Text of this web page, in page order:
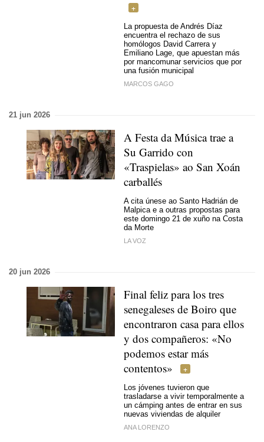
La propuesta de Andrés Díaz
encuentra el rechazo de sus
homólogos David Carrera y
Emiliano Lage, que apuestan más
por mancomunar servicios que por
una fusión municipal
MARCOS GAGO
21 jun 2026
A Festa da Música trae a
Su Garrido con
«Traspielas» ao San Xoán
carballés
A cita únese ao Santo Hadrián de
Malpica e a outras propostas para
este domingo 21 de xuño na Costa
da Morte
LA VOZ
20 jun 2026
Final feliz para los tres
senegaleses de Boiro que
encontraron casa para ellos
y dos compañeros: «No
podemos estar más
contentos»
Los jóvenes tuvieron que
trasladarse a vivir temporalmente a
un cámping antes de entrar en sus
nuevas viviendas de alquiler
ANA LORENZO